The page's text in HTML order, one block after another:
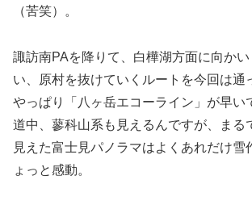
（苦笑）。
諏訪南PAを降りて、白樺湖方面に向か
い、原村を抜けていくルートを今回は通
やっぱり「八ヶ岳エコーライン」が早い
道中、蓼科山系も見えるんですが、まる
見えた富士見パノラマはよくあれだけ雪
ょっと感動。